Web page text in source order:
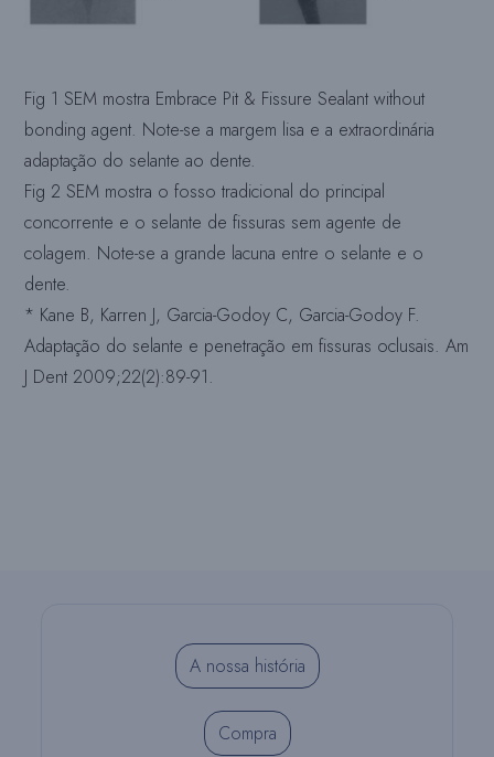
Fig 1 SEM mostra Embrace Pit & Fissure Sealant without
bonding agent. Note-se a margem lisa e a extraordinária
adaptação do selante ao dente.
Fig 2 SEM mostra o fosso tradicional do principal
concorrente e o selante de fissuras sem agente de
colagem. Note-se a grande lacuna entre o selante e o
dente.
* Kane B, Karren J, Garcia-Godoy C, Garcia-Godoy F.
Adaptação do selante e penetração em fissuras oclusais. Am
J Dent 2009;22(2):89-91.
A nossa história
Compra